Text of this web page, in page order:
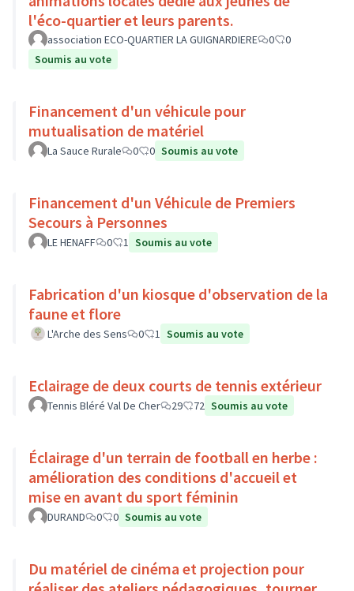
l'éco-quartier et leurs parents.
association ECO-QUARTIER LA GUIGNARDIERE 0
0
Soumis au vote
Financement d'un véhicule pour
mutualisation de matériel
La Sauce Rurale 0 0 Soumis au vote
Financement d'un Véhicule de Premiers
Secours à Personnes
LE HENAFF 0 1 Soumis au vote
Fabrication d'un kiosque d'observation de la
faune et flore
L'Arche des Sens 0 1 Soumis au vote
Eclairage de deux courts de tennis extérieur
Tennis Bléré Val De Cher 29 72 Soumis au vote
Éclairage d'un terrain de football en herbe :
amélioration des conditions d'accueil et
mise en avant du sport féminin
DURAND 0 0 Soumis au vote
Du matériel de cinéma et projection pour